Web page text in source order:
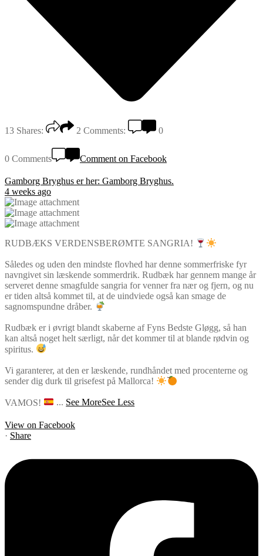
13 Shares: 2 Comments: 0
0 Comments Comment on Facebook
Gamborg Bryghus er her: Gamborg Bryghus.
4 weeks ago
RUDBÆKS VERDENSBERØMTE SANGRIA!
Således og uden den mindste flovhed har denne sommerfriske fyr
navngivet sin læskende sommerdrik. Rudbæk har gennem mange år
serveret denne smagfulde sangria for venner fra nær og fjern, og nu
er tiden altså kommet til, at de uindviede også kan smage de
sagnomspundne dråber.
Rudbæk er i øvrigt blandt skaberne af Fyns Bedste Gløgg, så han
kan altså noget helt særligt, når det kommer til at blande rødvin og
spiritus.
Vi garanterer, at den er læskende, rundhåndet med procenterne og
sender dig durk til grisefest på Mallorca!
VAMOS! ... See MoreSee Less
View on Facebook
· Share